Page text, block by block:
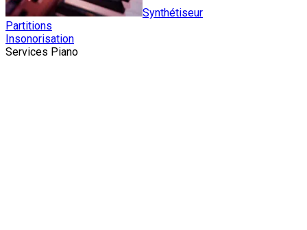
Synthétiseur
Partitions
Insonorisation
Services Piano